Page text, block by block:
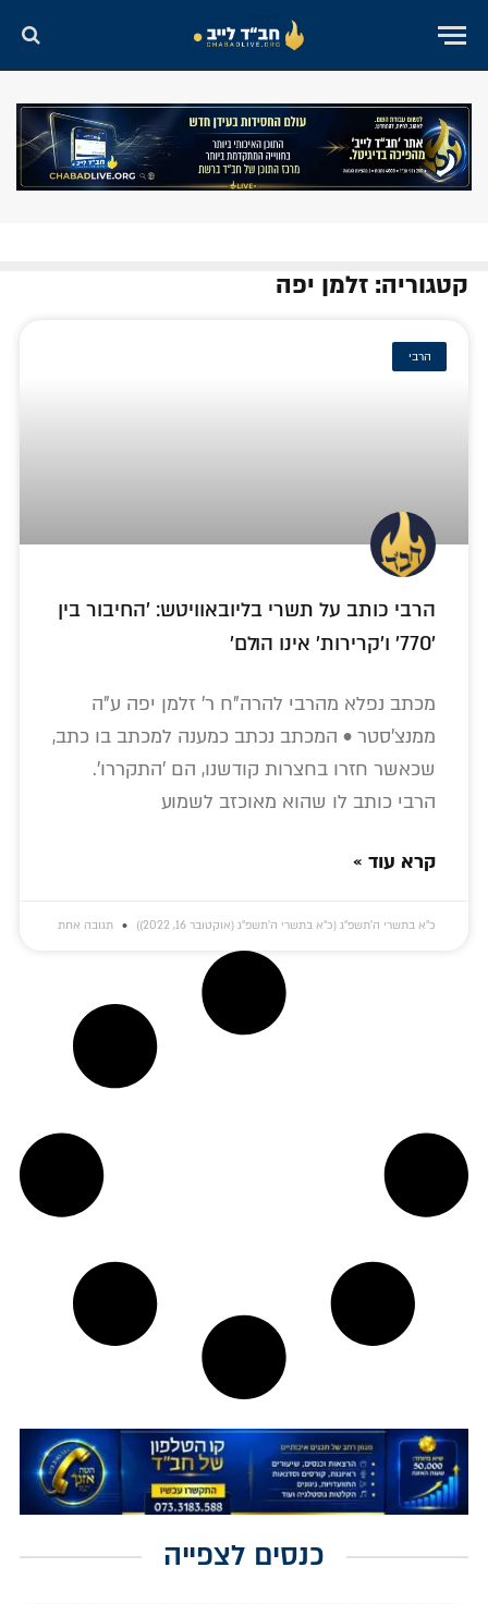
קטגוריה: זלמן יפה
הרבי
הרבי כותב על תשרי בליובאוויטש: 'החיבור בין
'770' ו'קרירות' אינו הולם'
מכתב נפלא מהרבי להרה"ח ר' זלמן יפה ע"ה
ממנצ'סטר • המכתב נכתב כמענה למכתב בו כתב,
שכאשר חזרו בחצרות קודשנו, הם 'התקררו'.
הרבי כותב לו שהוא מאוכזב לשמוע
קרא עוד »
כ״א בתשרי ה׳תשפ״ג (כ״א בתשרי ה׳תשפ״ג (אוקטובר 16, 2022)) תגובה אחת
כנסים לצפייה